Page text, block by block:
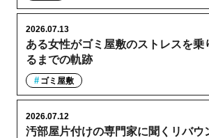
ある女性がゴミ屋敷のストレスを乗
るまでの軌跡
2026.07.13
ゴミ屋敷
汚部屋片付けの専門家に聞くリバウ
2026.07.12